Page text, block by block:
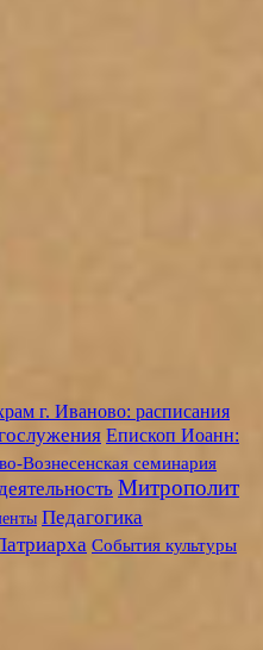
г. Иваново: расписания
Епископ Иоанн:
Вознесенская семинария
Митрополит
Педагогика
События культуры